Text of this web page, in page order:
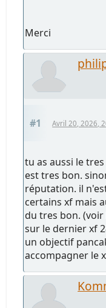
Merci
#1 Avril 20, 2026,
tu as aussi le
est tres bon.
réputation. il
certains xf mais
du tres bon.
sur le dernier xf
un objectif
accompagner le